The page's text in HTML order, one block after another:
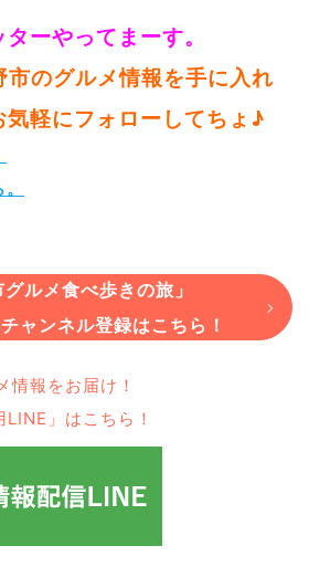
ーやってまーす。
のグルメ情報を手に入れ
気軽にフォローしてちょ♪
グルメ食べ歩きの旅」
ャンネル登録はこちら！
報をお届け！
LINE」はこちら！